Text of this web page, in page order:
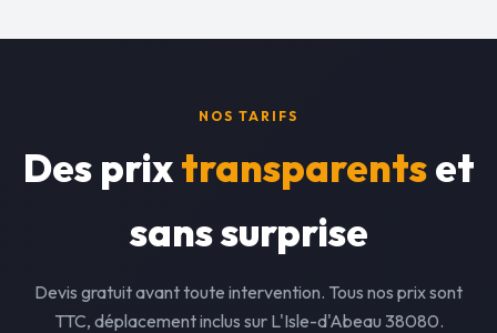
NOS TARIFS
Des prixtransparentset
sans surprise
Devis gratuit avant toute intervention. Tous nos prix sont
TTC, déplacement inclus sur L'Isle-d'Abeau 38080.